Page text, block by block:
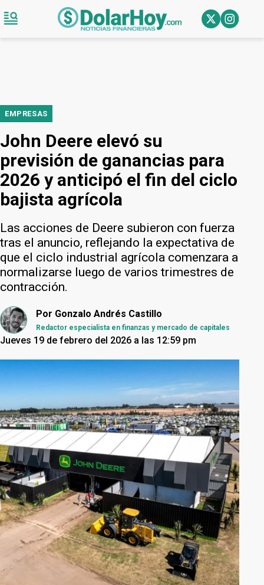
EMPRESAS
John Deere elevó su
previsión de ganancias para
2026 y anticipó el fin del ciclo
bajista agrícola
Las acciones de Deere subieron con fuerza
tras el anuncio, reflejando la expectativa de
que el ciclo industrial agrícola comenzara a
normalizarse luego de varios trimestres de
contracción.
Por Gonzalo Andrés Castillo
Redactor especialista en finanzas y mercado de capitales
Jueves 19 de febrero del 2026 a las 12:59 pm